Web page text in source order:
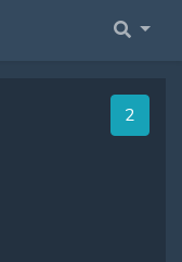
1